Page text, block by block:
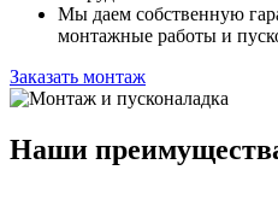
Мы даем собственную
монтажные работы и
Заказать монтаж
Наши